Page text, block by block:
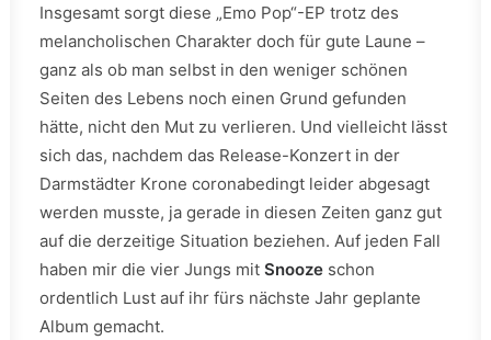
Insgesamt sorgt diese „Emo Pop“-EP trotz des
melancholischen Charakter doch für gute Laune –
ganz als ob man selbst in den weniger schönen
Seiten des Lebens noch einen Grund gefunden
hätte, nicht den Mut zu verlieren. Und vielleicht lässt
sich das, nachdem das Release-Konzert in der
Darmstädter Krone coronabedingt leider abgesagt
werden musste, ja gerade in diesen Zeiten ganz gut
auf die derzeitige Situation beziehen. Auf jeden Fall
haben mir die vier Jungs mit Snooze schon
ordentlich Lust auf ihr fürs nächste Jahr geplante
Album gemacht.